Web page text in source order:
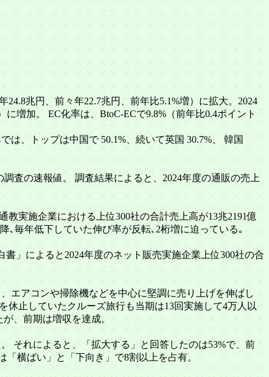
兆円、前々年22.7兆円、前年比5.1%増）に拡大。2024
増加。 EC化率は、BtoC-ECで9.8%（前年比0.4ポイント
は、トップは中国で 50.1%、続いて英国 30.7%、 韓国
査の速報値。 調査結果によると、2024年度の通販の売上
教実施企業における上位300社の合計売上高が13兆2191億
､毎年低下していた伸び率が反転､2桁増に迫っている｡
」によると2024年度のネット販売実施企業上位300社の合
エアコンや掃除機などを中心に堅調に売り上げを伸ばし
止していたクルーズ旅行も当期は13回実施して4万人以
、前期は増収を達成。
それによると、「拡大する」と回答したのは53%で、前
「横ばい」と「下向き」で8割以上を占有。